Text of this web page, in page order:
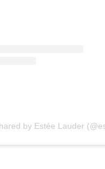
by Estée Lauder